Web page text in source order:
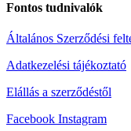
Fontos tudnivalók
Általános Szerződési
Adatkezelési tájékoztató
Elállás a szerződéstől
Facebook Instagram